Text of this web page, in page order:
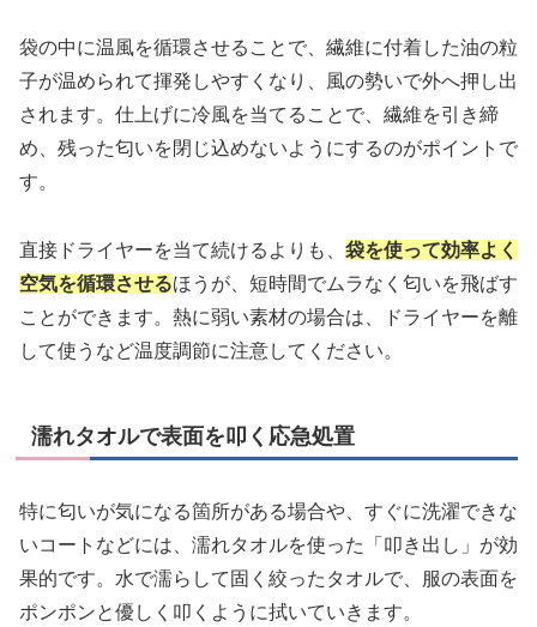
袋の中に温風を循環させることで、繊維に付着した油の粒
子が温められて揮発しやすくなり、風の勢いで外へ押し出
されます。仕上げに冷風を当てることで、繊維を引き締
め、残った匂いを閉じ込めないようにするのがポイントで
す。
直接ドライヤーを当て続けるよりも、 袋を使って効率よく
空気を循環させるほうが、短時間でムラなく匂いを飛ばす
ことができます。熱に弱い素材の場合は、ドライヤーを離
して使うなど温度調節に注意してください。
濡れタオルで表面を叩く応急処置
特に匂いが気になる箇所がある場合や、すぐに洗濯できな
いコートなどには、濡れタオルを使った「叩き出し」が効
果的です。水で濡らして固く絞ったタオルで、服の表面を
ポンポンと優しく叩くように拭いていきます。